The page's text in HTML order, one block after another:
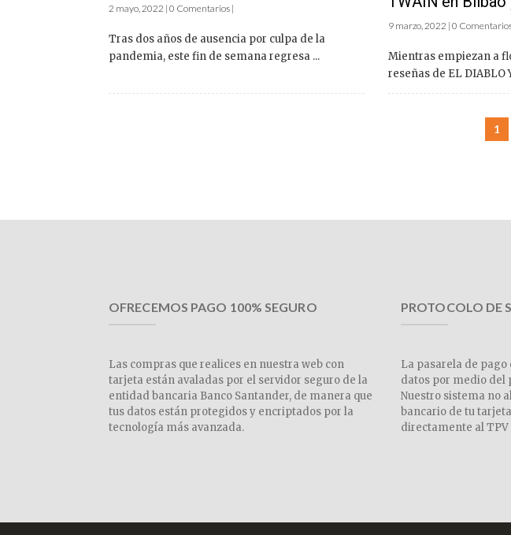
2 mayo, 2022 | 0 Comentarios |
Tras dos años de ausencia por culpa de la
pandemia, este fin de semana regresa ...
9 marzo, 2022 | 0
Mientras empiezan a
reseñas de EL DIABLO
1
OFRECEMOS PAGO 100% SEGURO
Las compras que realices en nuestra web con
tarjeta están avaladas por el servidor seguro de la
entidad bancaria Banco Santander, de manera que
tus datos están protegidos y encriptados por la
tecnología más avanzada.
PROTOCOLO DE
La pasarela de
datos por medio del
Nuestro sistema no
bancario de tu
directamente al